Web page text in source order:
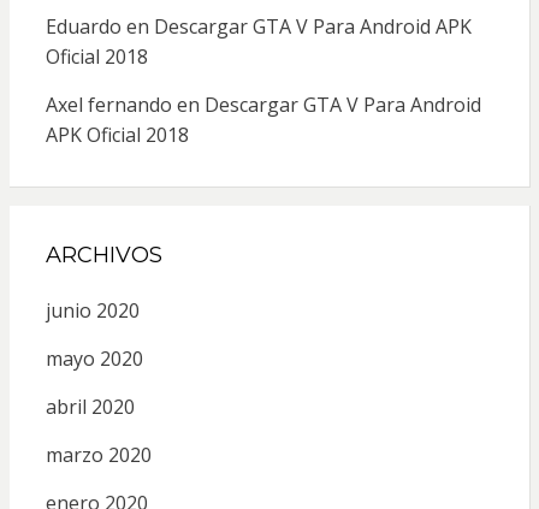
Eduardo en Descargar GTA V Para Android APK
Oficial 2018
Axel fernando en Descargar GTA V Para Android
APK Oficial 2018
ARCHIVOS
junio 2020
mayo 2020
abril 2020
marzo 2020
enero 2020